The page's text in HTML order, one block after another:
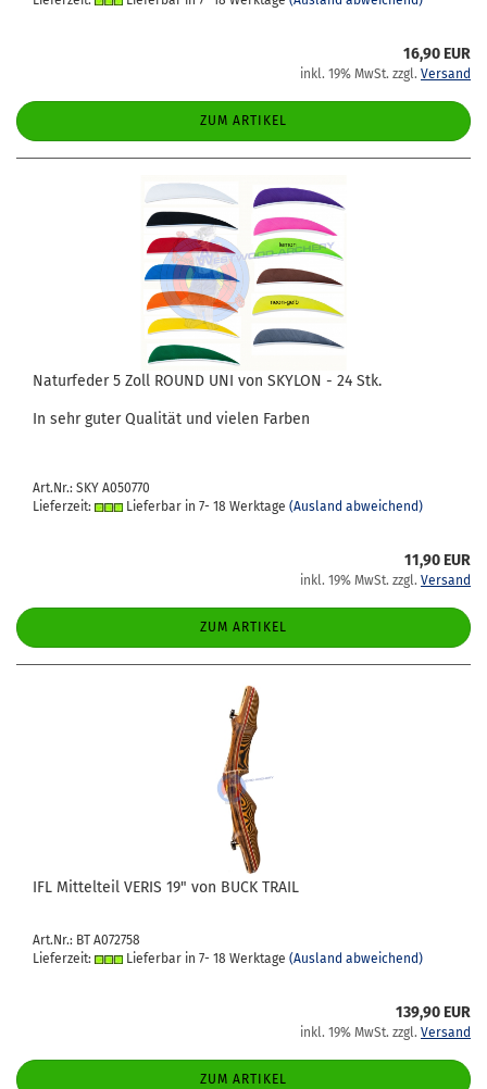
16,90 EUR
inkl. 19% MwSt. zzgl. Versand
ZUM ARTIKEL
Na­tur­fe­der 5 Zoll ROUND UNI von SKY­LON - 24 Stk.
In sehr guter Qua­li­tät und vie­len Far­ben
Art.Nr.: SKY A050770
Lieferzeit:
Lieferbar in 7- 18 Werktage (Ausland abweichend)
11,90 EUR
inkl. 19% MwSt. zzgl. Versand
ZUM ARTIKEL
IFL Mit­tel­teil VERIS 19" von BUCK TRAIL
Art.Nr.: BT A072758
Lieferzeit:
Lieferbar in 7- 18 Werktage (Ausland abweichend)
139,90 EUR
inkl. 19% MwSt. zzgl. Versand
ZUM ARTIKEL